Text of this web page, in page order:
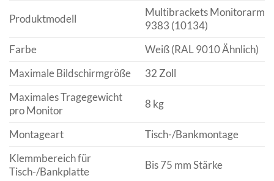
Produktmodell
Multibrackets Monitorarm
9383 (10134)
Farbe
Weiß (RAL 9010 Ähnlich)
Maximale Bildschirmgröße
32 Zoll
Maximales Tragegewicht
pro Monitor
8 kg
Montageart
Tisch-/Bankmontage
Klemmbereich für
Tisch-/Bankplatte
Bis 75 mm Stärke